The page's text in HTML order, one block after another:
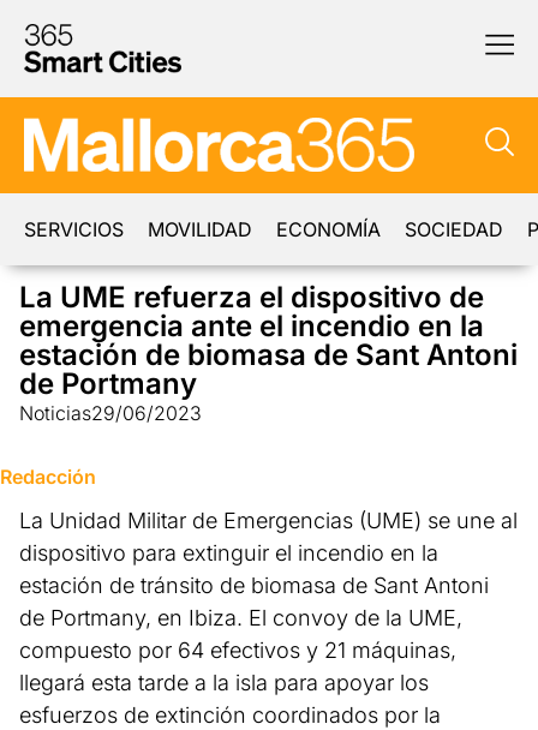
SERVICIOS MOVILIDAD ECONOMÍA SOCIEDAD
La UME refuerza el dispositivo de
emergencia ante el incendio en la
estación de biomasa de Sant Antoni
de Portmany
Noticias29/06/2023
Redacción
La Unidad Militar de Emergencias (UME) se une al
dispositivo para extinguir el incendio en la
estación de tránsito de biomasa de Sant Antoni
de Portmany, en Ibiza. El convoy de la UME,
compuesto por 64 efectivos y 21 máquinas,
llegará esta tarde a la isla para apoyar los
esfuerzos de extinción coordinados por la